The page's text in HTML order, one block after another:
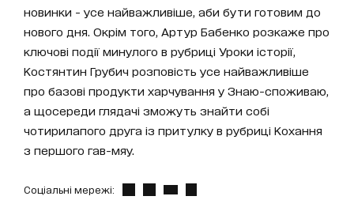
новинки - усе найважливіше, аби бути готовим до
нового дня. Окрім того, Артур Бабенко розкаже про
ключові події минулого в рубриці Уроки історії,
Костянтин Грубич розповість усе найважливіше
про базові продукти харчування у Знаю-споживаю,
а щосереди глядачі зможуть знайти собі
чотирилапого друга із притулку в рубриці Кохання
з першого гав-мяу.
Соціальні мережі: